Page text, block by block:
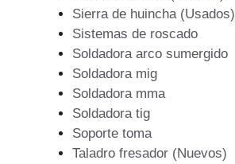
Sierra de huincha (Usados)
Sistemas de roscado
Soldadora arco sumergido
Soldadora mig
Soldadora mma
Soldadora tig
Soporte toma
Taladro fresador (Nuevos)